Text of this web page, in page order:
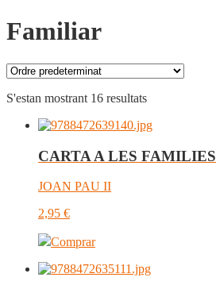
Familiar
S'estan mostrant 16 resultats
CARTA A LES FAMILIES
JOAN PAU II
2,95 €
Comprar